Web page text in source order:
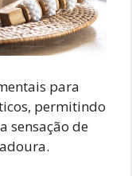
para
permitindo
sensação de